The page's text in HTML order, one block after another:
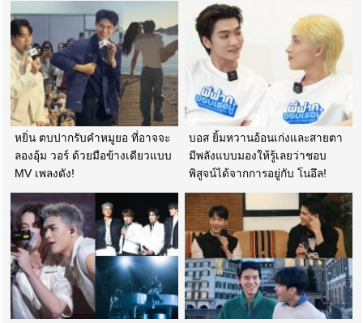
หยิ่น ตบปากรับคำหมูยอ ที่อาจจะ
ลองอุ้ม วอร์ ด้วยมือข้างเดียวแบบ
MV เพลงดัง!
บอส ยิ้มหวานอ้อนเก่งและสายตา
มีพลังแบบมองให้รู้เลยว่าชอบ
พิสูจน์ได้จากการอยู่กับ โนอึล!